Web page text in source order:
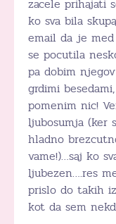
zacele prihajati
ko sva bila
email da je
se pocutila
pa dobim
grdimi
pomenim nic!
ljubosumja (ker
hladno
vame!)…saj ko
ljubezen….res
prislo do takih
kot da sem